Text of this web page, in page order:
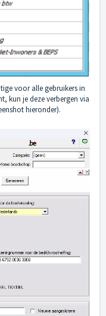
voor alle gebruikers in
kun je deze verbergen via
hieronder).